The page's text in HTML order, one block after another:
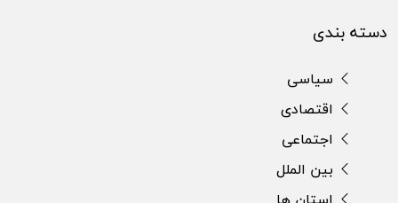
دسته بندی
سیاسی
اقتصادی
اجتماعی
بین الملل